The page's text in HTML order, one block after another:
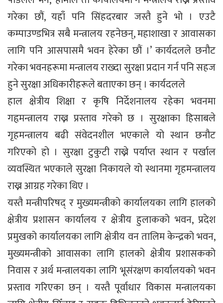
गरेका छौं, यहाँ पनि सिंहदरबार जस्तै हुने भो । एउटै
कम्पाउण्डभित्र सबै मन्त्रालय रहनेछन्, महाशाखा र आवासका
लागि पनि आसपासमै भवन हेरेका छौं ।’ कार्यदलले छनौट
गरेका भवनहरूमा मन्त्रालय राख्दा सुरक्षा प्रदान गर्न पनि सहज
हुने सुरक्षा अधिकारीहरूले बताएका छन् । कार्यदलले
हाल क्षेत्रीय शिक्षा र कृषि निर्देशनालय रहेका भवनमा
गहृमन्त्रालय राख्न प्रस्ताव गरेको छ । सुरक्षाका हिसाबले
गृहमन्त्रालय बढी संवेदनशील भएकाले यो स्थान छनौट
गरिएको हो । सुरक्षा टुकुटी राख्ने पर्याप्त स्थान र पर्खाल
व्यवस्थित भएकाले सुरक्षा निकायले यो स्थानमा गृहमन्त्रालय
राख्न आग्रह गरेका थिए ।
यस्तै मन्त्रीपरिषद् र मुख्यमन्त्रीको कार्यालयका लागि हालको
क्षेत्रीय प्रशासन कार्यालय र क्षेत्रीय हुलाकको भवन, प्रदेश
प्रमुखको कार्यालयका लागि क्षेत्रीय वन तालिम केन्द्रको भवन,
मुख्यमन्त्रीको आवासका लागि हालको क्षेत्रीय प्रशासकको
निवास र अर्थ मन्त्रालयका लागि भूसंरक्षण कार्यालयको भवन
प्रस्ताव गरिएका छन् । यस्तै पूर्वाधार विकास मन्त्रालयका